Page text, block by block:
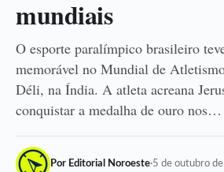
mundiais
O esporte paralímpico brasileiro
memorável no Mundial de
Déli, na Índia. A atleta acreana
conquistar a medalha de ouro nos…
Por Editorial Noroeste·5 de outubro